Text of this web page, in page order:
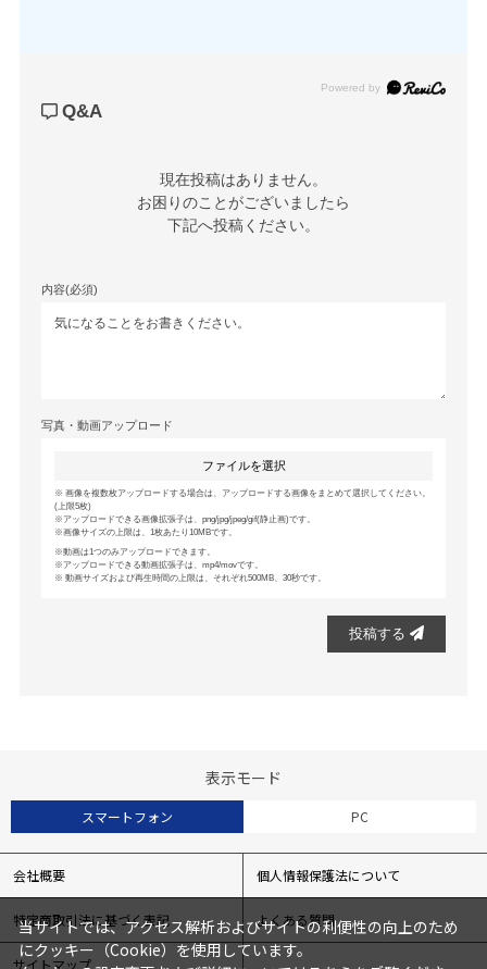
Powered by
Q&A
現在投稿はありません。
お困りのことがございましたら
下記へ投稿ください。
内容(必須)
写真・動画アップロード
ファイルを選択
画像を複数枚アップロードする場合は、アップロードする画像をまとめて選択してください。
(上限5枚)
アップロードできる画像拡張子は、png/jpg/jpeg/gif(静止画)です。
画像サイズの上限は、1枚あたり10MBです。
動画は1つのみアップロードできます。
アップロードできる動画拡張子は、mp4/movです。
動画サイズおよび再生時間の上限は、それぞれ500MB、30秒です。
投稿する
表示モード
スマートフォン PC
会社概要 個人情報保護法について
特定商取引法に基づく表記 よくある質問
サイトマップ
当サイトでは、アクセス解析およびサイトの利便性の向上のため
にクッキー（Cookie）を使用しています。